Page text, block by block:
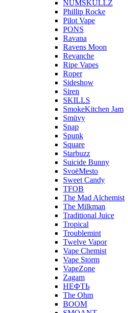
NUMSKULLZ
Phillip Rocke
Pilot Vape
PONS
Ravana
Ravens Moon
Revanche
Ripe Vapes
Roper
Sideshow
Siren
SKILLS
SmokeKitchen Jam
Smüvy
Snap
Spunk
Square
Starbuzz
Suicide Bunny
SvoёMesto
Sweet Candy
TFOB
The Mad Alchemist
The Milkman
Traditional Juice
Tropical
Troublemint
Twelve Vapor
Vape Chemist
Vape Storm
VapeZone
Zagam
НЕФТЬ
The Ohm
BOOM